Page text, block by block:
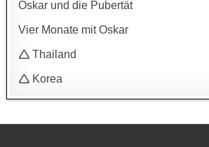
Oskar und die Pubertät
Vier Monate mit Oskar
🛆 Thailand
🛆 Korea